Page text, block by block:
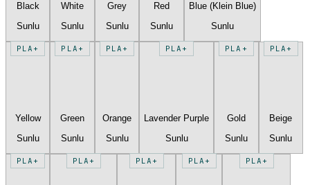
Black
Sunlu
White
Sunlu
Grey
Sunlu
Red
Sunlu
Blue (Klein Blue)
Sunlu
PLA+
Yellow
Sunlu
PLA+
Green
Sunlu
PLA+
Orange
Sunlu
PLA+
Lavender Purple
Sunlu
PLA+
Gold
Sunlu
PLA+
Beige
Sunlu
PLA+ PLA+ PLA+ PLA+ PLA+